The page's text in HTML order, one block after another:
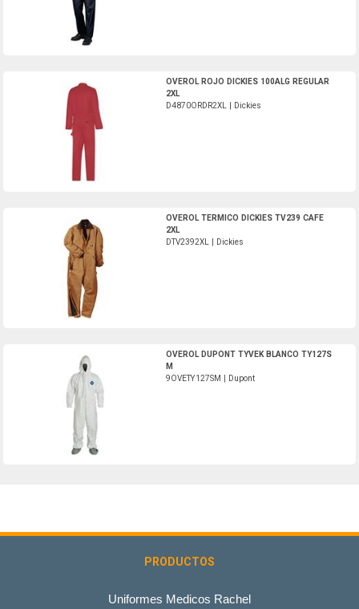
OVEROL ROJO DICKIES 100ALG REGULAR
2XL
D4870ORDR2XL | Dickies
OVEROL TERMICO DICKIES TV239 CAFE
2XL
DTV2392XL | Dickies
OVEROL DUPONT TYVEK BLANCO TY127S
M
9OVETY127SM | Dupont
PRODUCTOS
Uniformes Medicos Rachel